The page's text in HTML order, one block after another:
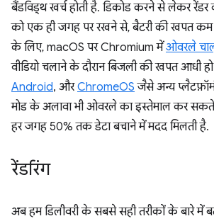
बैंडविड्थ खर्च होती है. डिकोड करने से लेकर रेंडर
को एक ही जगह पर रखने से, बैटरी की खपत कम
के लिए, macOS पर Chromium मेंओवरले
वीडियो चलाने के दौरान बिजली की खपत आधी
Android, औरChromeOS जैसे अन्य
मोड के अलावा भी ओवरले का इस्तेमाल कर
हर जगह 50% तक डेटा बचाने में मदद मिलती है.
रेंडरिंग
अब हम डिलीवरी के सबसे सही तरीकों के बारे में